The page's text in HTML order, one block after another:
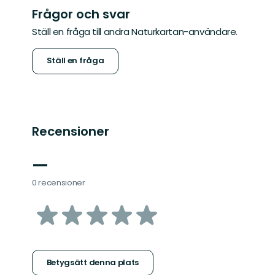
Frågor och svar
Ställ en fråga till andra Naturkartan-användare.
Ställ en fråga
Recensioner
—
0 recensioner
av
stjärnor
Betygsätt denna plats